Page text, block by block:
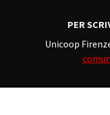
PER
Unicoop